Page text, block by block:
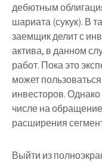
дебютным
шариата (сукук). В
заемщик делит с
актива, в данном
работ. Пока это
может
инвесторов.
числе на
расширения
Выйти из